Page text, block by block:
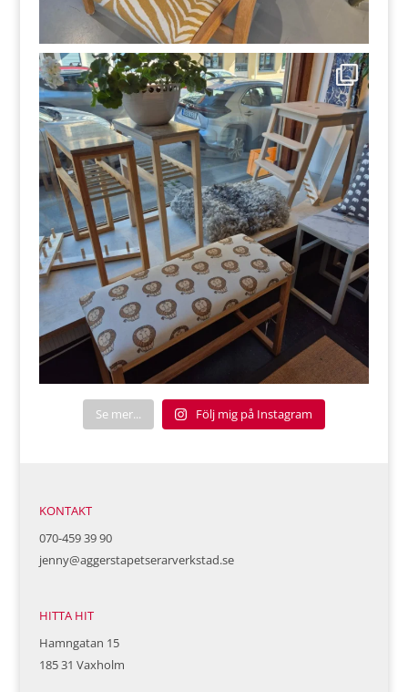
Se mer... Följ mig på Instagram
KONTAKT
070-459 39 90
jenny@aggerstapetserarverkstad.se
HITTA HIT
Hamngatan 15
185 31 Vaxholm